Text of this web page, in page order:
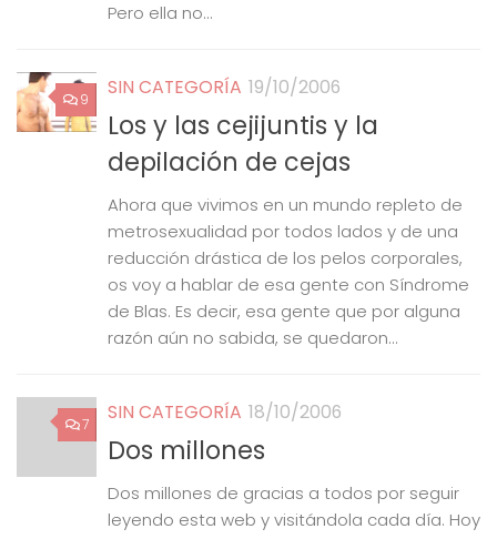
Pero ella no...
9 SIN CATEGORÍA 19/10/2006
Los y las cejijuntis y la
depilación de cejas
Ahora que vivimos en un mundo repleto de
metrosexualidad por todos lados y de una
reducción drástica de los pelos corporales,
os voy a hablar de esa gente con Síndrome
de Blas. Es decir, esa gente que por alguna
razón aún no sabida, se quedaron...
7 SIN CATEGORÍA 18/10/2006
Dos millones
Dos millones de gracias a todos por seguir
leyendo esta web y visitándola cada día. Hoy